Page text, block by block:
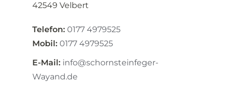
42549 Velbert
Telefon: 0177 4979525
Mobil: 0177 4979525
E-Mail: info@schornsteinfeger-
Wayand.de